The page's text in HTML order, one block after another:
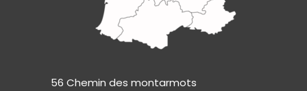
56 Chemin des montarmots